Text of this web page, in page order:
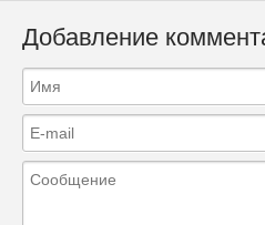
Добавление